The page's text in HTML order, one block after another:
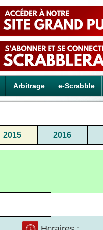
Arbitrage e-Scrabble
2015 2016